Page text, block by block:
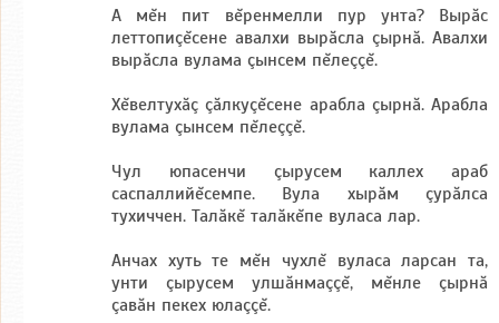
А мĕн пит вĕренмелли пур унта? Вырăс
леттопиçĕсене авалхи вырăсла çырнă. Авалхи
вырăсла вулама çынсем пĕлеççĕ.
Хĕвелтухăç çăлкуçĕсене арабла çырнă. Арабла
вулама çынсем пĕлеççĕ.
Чул юпасенчи çырусем каллех араб
саспаллийĕсемпе. Вула хырăм çурăлса
тухиччен. Талăкĕ талăкĕпе вуласа лар.
Анчах хуть те мĕн чухлĕ вуласа ларсан та,
унти çырусем улшăнмаççĕ, мĕнле çырнă
çавăн пекех юлаççĕ.